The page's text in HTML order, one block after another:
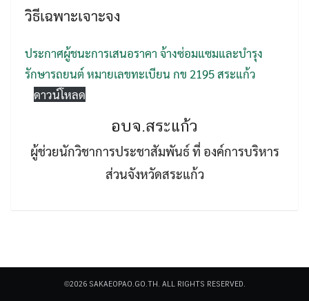
Search
วิธีเฉพาะเจาะจง
ประกาศผู้ชนะการเสนอราคา จ้างซ่อมแซมและบำรุง
รักษารถยนต์ หมายเลขทะเบียน กข 2195 สระแก้ว
ดาวน์โหลด
อบจ.สระแก้ว
ผู้ช่วยนักวิชาการประชาสัมพันธ์ ที่ องค์การบริหาร
ส่วนจังหวัดสระแก้ว
©2026 SAKAEOPAO.GO.TH. ALL RIGHTS RESERVED.